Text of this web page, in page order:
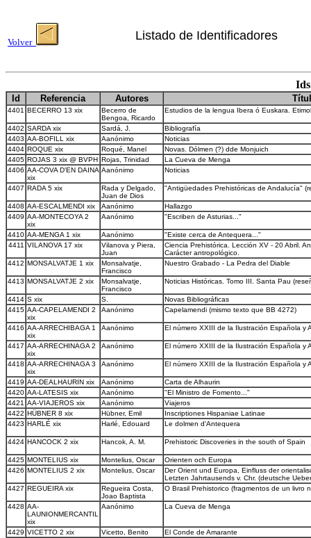
Volver Listado de Identificadores
Id Referencia Autores
4401 BECERRO 13 xix
Becerro de
Bengoa, Ricardo
Estudios de la lengua Ibera ó Euskara.
4402 SARDA xix Sardá, J.
Bibliografía
4403 AA-BOFILL xix Aanónimo
Noticias
4404 ROQUE xix Roqué, Manel
Novas. Dólmen (?) dde Monjuich
4405 ROJAS 3 xix @ BVPH Rojas, Trinidad
La Cueva de Menga
4406 AA-COVA D'EN DAINA
xix
Aanónimo Noticias
4407 RADA 5 xix
Rada y Delgado,
Juan de Dios
"Antigüedades Prehistóricas de Andalucía"
4408 AA-ESCALMENDI xix Aanónimo
Hallazgo
4409 AA-MONTECOYA 2
xix
Aanónimo "Escriben de Asturias..."
4410 AA-MENGA 1 xix Aanónimo
"Existe cerca de Antequera..."
4411 VILANOVA 17 xix
Vilanova y Piera,
Juan
Ciencia Prehistórica. Lección XV - 20 Abril.
Carácter antropológico.
4412 MONSALVATJE 1 xix
Monsalvatje,
Francisco
Nuestro Grabado - La Pedra del Diable
4413 MONSALVATJE 2 xix
Monsalvatje,
Francisco
Noticias Históricas. Tomo III. Santa Pau
4414 S xix S.
Novas Bibliográficas
4415 AA-CAPELAMENDI 2
xix
Aanónimo Capelamendi (mismo texto que BB 4272)
4416 AA-ARRECHIBAGA 1
xix
Aanónimo El número XXIII de la Ilustración Española y
4417 AA-ARRECHINAGA 2
xix
Aanónimo El número XXIII de la Ilustración Española y
4418 AA-ARRECHINAGA 3
xix
Aanónimo El número XXIII de la Ilustración Española y
4419 AA-DEALHAURIN xix Aanónimo
Carta de Alhaurin
4420 AA-LATESIS xix Aanónimo
"El Ministro de Fomento..."
4421 AA-VIAJEROS xix Aanónimo
Viajeros
4422 HÜBNER 8 xix Hübner, Emil
Inscriptiones Hispaniae Latinae
4423 HARLÉ xix Harlé, Edouard Le dolmen d'Antequera
4424 HANCOCK 2 xix Hancok, A. M. Prehistoric Discoveries in the south of Spain
4425 MONTELIUS xix Montelius, Oscar
Orienten och Europa
4426 MONTELIUS 2 xix Montelius, Oscar
Der Orient und Europa, Einfluss der
Letzten Jahrtausends v. Chr. (deutsche
4427 REGUEIRA xix
Regueira Costa,
Joao Baptista
O Brasil Prehistorico (fragmentos de un livro
4428 AA-
LAUNIONMERCANTIL
xix
Aanónimo La Cueva de Menga
4429 VICETTO 2 xix Vicetto, Benito
El Conde de Amarante